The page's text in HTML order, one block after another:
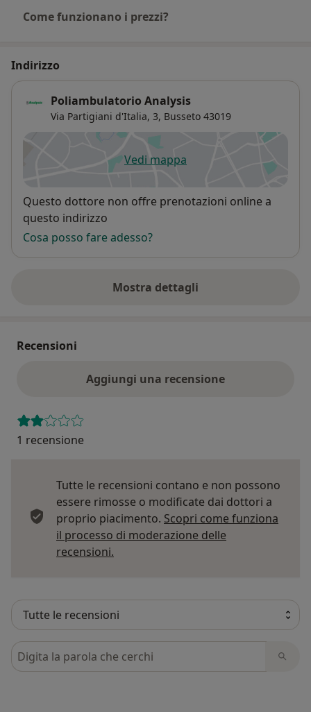
Come funzionano i prezzi?
Indirizzo
Poliambulatorio Analysis
Via Partigiani d'Italia, 3, Busseto 43019
Vedi mappasi apre in una nuova scheda
Disponibilità
Questo dottore non offre prenotazioni online a
questo indirizzo
Cosa posso fare adesso?
Mostra dettagli
sull'indirizzo
Recensioni
Aggiungi una recensione
1 recensione
Tutte le recensioni contano e non possono
essere rimosse o modificate dai dottori a
proprio piacimento. Scopri come funziona
il processo di moderazione delle
recensioni.
Cerca nelle recensioni